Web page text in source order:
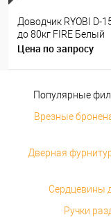
Доводчик RYOBI D-
до 80кг FIRE Белый
Цена по запросу
Популярные
Врезные
Дверная
Сердцевины
Ручки